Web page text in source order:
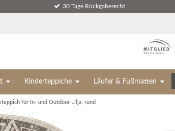
30 Tage Rückgaberecht
Kinderteppiche Läufer & Fußmatten
für In- und Outdoor Lilja, rund